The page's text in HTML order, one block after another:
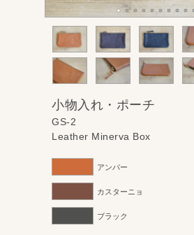
小物入れ・ポーチ
GS-2
Leather Minerva Box
アンバー
カスターニョ
ブラック